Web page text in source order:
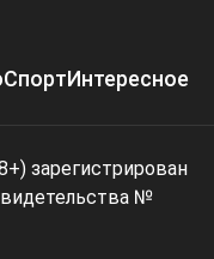
СпортИнтересное
зарегистрирован
№